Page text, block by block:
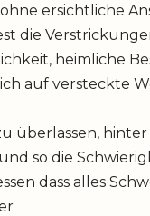
ersichtliche
die
heimliche
auf versteckte
überlassen, hinter
so die
dass alles